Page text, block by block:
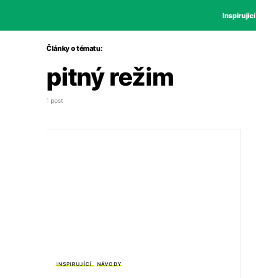
Inspirující
Články o tématu:
pitný režim
1 post
INSPIRUJÍCÍ NÁVODY